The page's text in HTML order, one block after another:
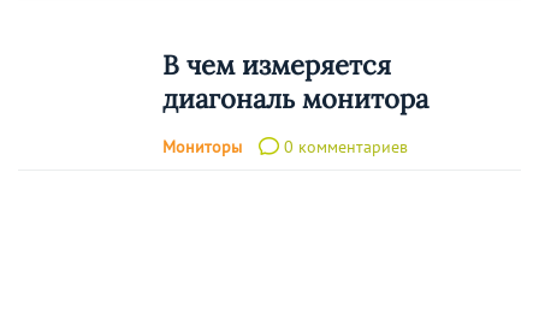
В чем измеряется
диагональ монитора
Мониторы 0 комментариев